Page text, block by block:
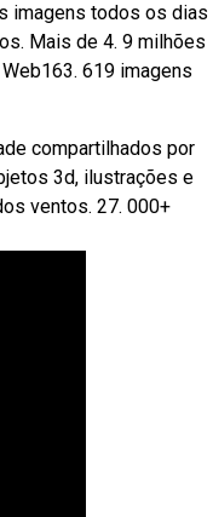
imagens todos os dias
Mais de 4. 9 milhões
619 imagens
compartilhados por
3d, ilustrações e
ventos. 27. 000+